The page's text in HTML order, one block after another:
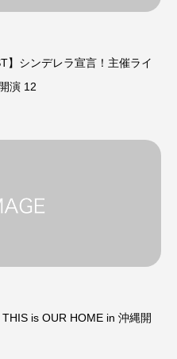
】シンデレラ宣言！主催ライ
演 12
is OUR HOME in 沖縄開